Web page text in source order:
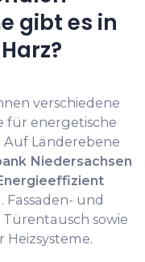
gibt es in
verschiedene
für energetische
Länderebene
Niedersachsen
Fassaden- und
sowie